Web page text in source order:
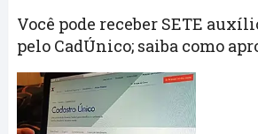
Você pode receber SETE
pelo CadÚnico; saiba como